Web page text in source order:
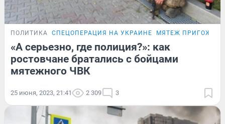
ПОЛИТИКА СПЕЦОПЕРАЦИЯ НА УКРАИНЕ МЯТЕЖ
«А серьезно, где полиция?»: как
ростовчане братались с бойцами
мятежного ЧВК
25 июня, 2023, 21:41 2 309 3